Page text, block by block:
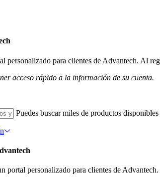
personalizado para clientes de Advantech. Al
acceso rápido a la información de su cuenta.
Puedes buscar miles de productos disponibles
portal personalizado para clientes de